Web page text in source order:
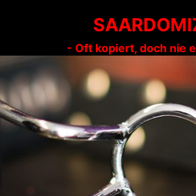
- Oft kopiert, doch nie